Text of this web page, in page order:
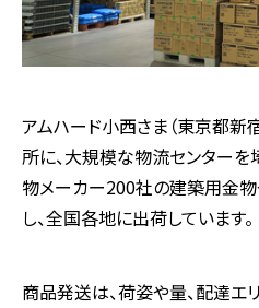
アムハード小西さま（東京都新
所に、大規模な物流センター
物メーカー200社の建築用金
し、全国各地に出荷しています。
商品発送は、荷姿や量、配達エ